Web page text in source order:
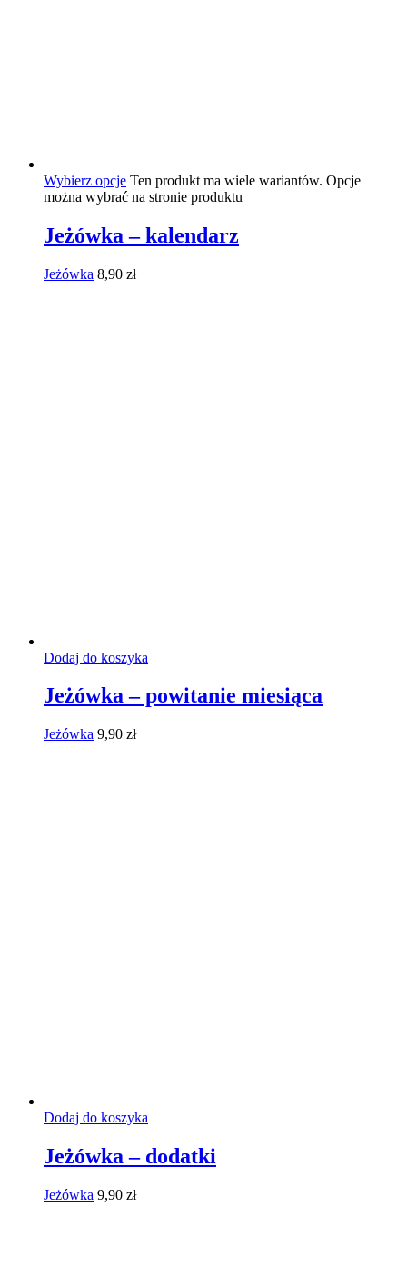
Wybierz opcje Ten produkt ma wiele wariantów. Opcje
można wybrać na stronie produktu
Jeżówka – kalendarz
Jeżówka 8,90 zł
Dodaj do koszyka
Jeżówka – powitanie miesiąca
Jeżówka 9,90 zł
Dodaj do koszyka
Jeżówka – dodatki
Jeżówka 9,90 zł